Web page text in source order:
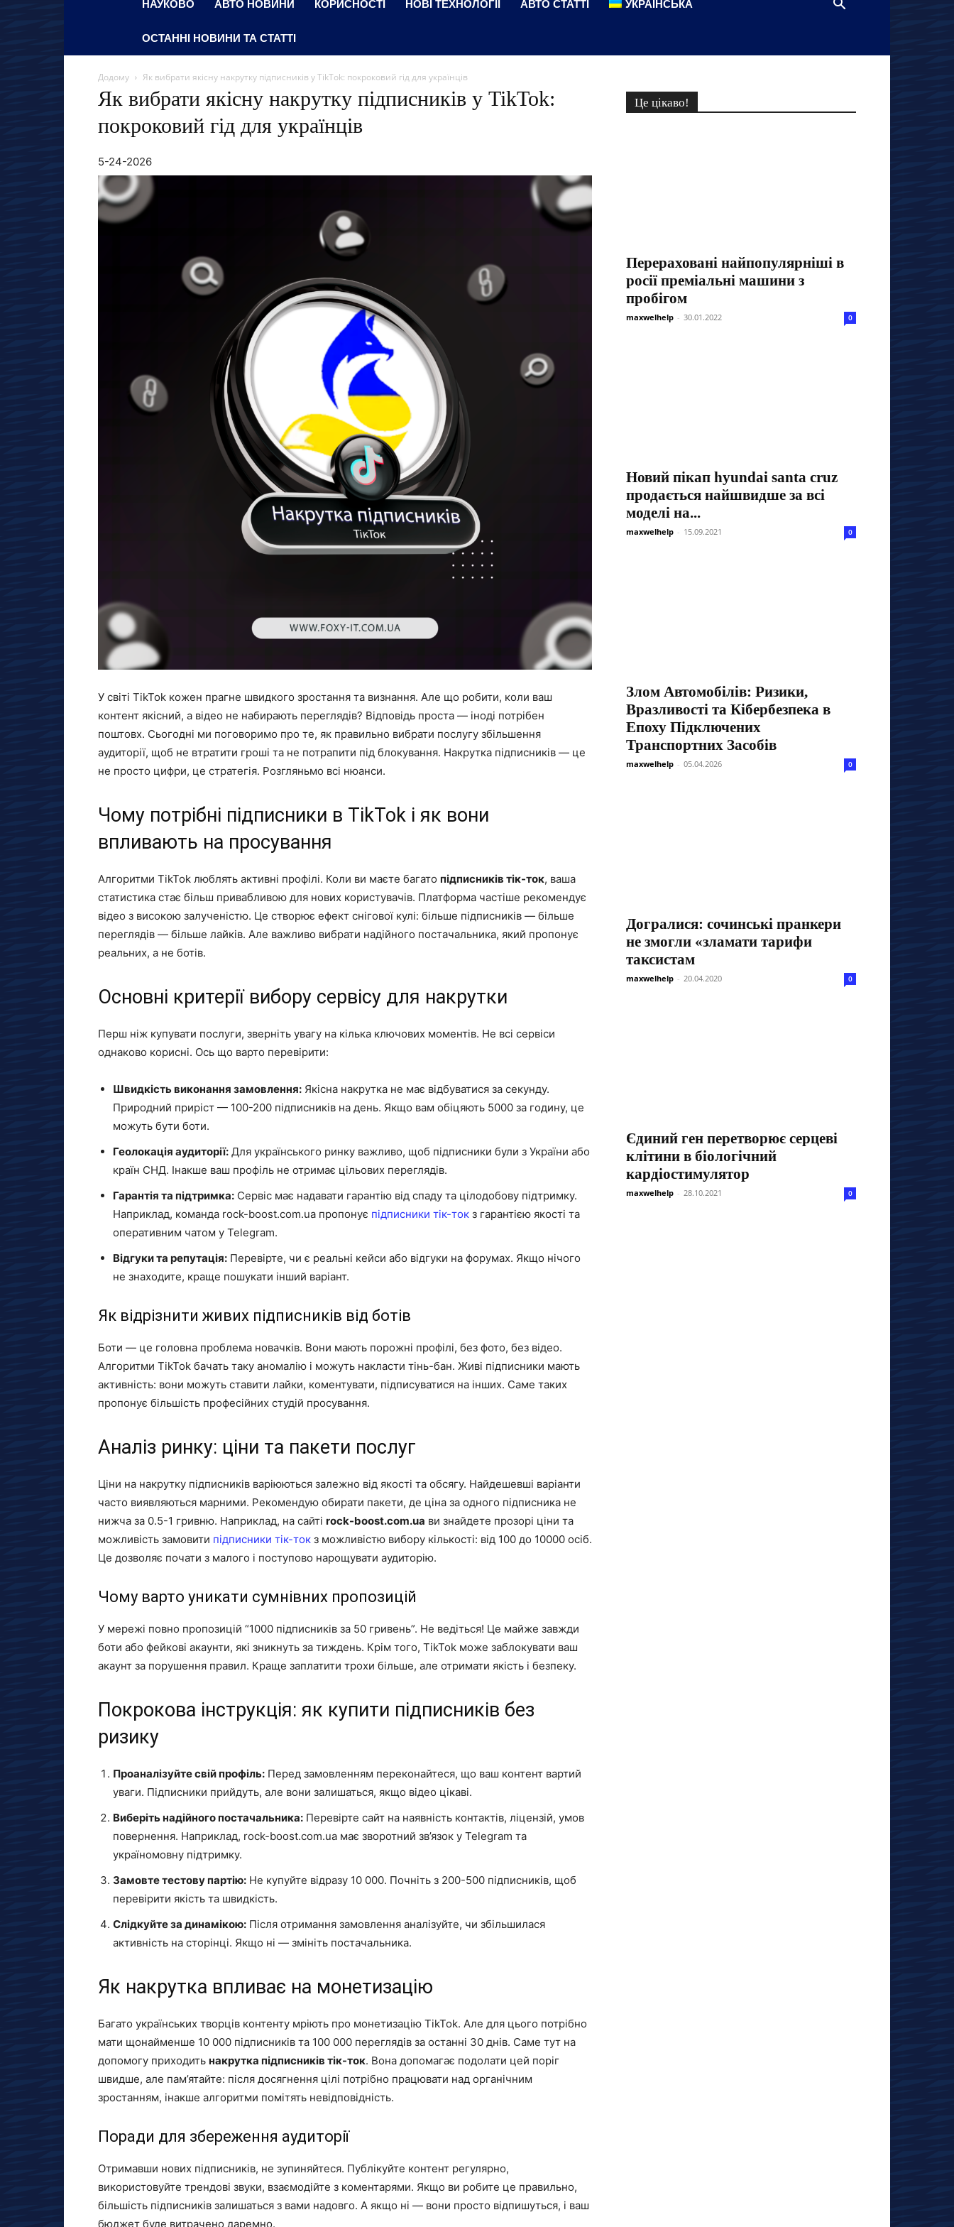
НАУКОВО АВТО НОВИНИ КОРИСНОСТІ НОВІ ТЕХНОЛОГІЇ АВТО СТАТТІ УКРАЇНСЬКА
ОСТАННІ НОВИНИ ТА СТАТТІ
Додому Як вибрати якісну накрутку підписників у TikTok: покроковий гід для українців
Як вибрати якісну накрутку підписників у TikTok:
покроковий гід для українців
5-24-2026
У світі TikTok кожен прагне швидкого зростання та визнання. Але що робити, коли ваш
контент якісний, а відео не набирають переглядів? Відповідь проста — іноді потрібен
поштовх. Сьогодні ми поговоримо про те, як правильно вибрати послугу збільшення
аудиторії, щоб не втратити гроші та не потрапити під блокування. Накрутка підписників — це
не просто цифри, це стратегія. Розгляньмо всі нюанси.
Чому потрібні підписники в TikTok і як вони
впливають на просування
Алгоритми TikTok люблять активні профілі. Коли ви маєте багато підписників тік-ток, ваша
статистика стає більш привабливою для нових користувачів. Платформа частіше рекомендує
відео з високою залученістю. Це створює ефект снігової кулі: більше підписників — більше
переглядів — більше лайків. Але важливо вибрати надійного постачальника, який пропонує
реальних, а не ботів.
Основні критерії вибору сервісу для накрутки
Перш ніж купувати послуги, зверніть увагу на кілька ключових моментів. Не всі сервіси
однаково корисні. Ось що варто перевірити:
Швидкість виконання замовлення: Якісна накрутка не має відбуватися за секунду.
Природний приріст — 100-200 підписників на день. Якщо вам обіцяють 5000 за годину, це
можуть бути боти.
Геолокація аудиторії: Для українського ринку важливо, щоб підписники були з України або
країн СНД. Інакше ваш профіль не отримає цільових переглядів.
Гарантія та підтримка: Сервіс має надавати гарантію від спаду та цілодобову підтримку.
Наприклад, команда rock-boost.com.ua пропонує підписники тік-ток з гарантією якості та
оперативним чатом у Telegram.
Відгуки та репутація: Перевірте, чи є реальні кейси або відгуки на форумах. Якщо нічого
не знаходите, краще пошукати інший варіант.
Як відрізнити живих підписників від ботів
Боти — це головна проблема новачків. Вони мають порожні профілі, без фото, без відео.
Алгоритми TikTok бачать таку аномалію і можуть накласти тінь-бан. Живі підписники мають
активність: вони можуть ставити лайки, коментувати, підписуватися на інших. Саме таких
пропонує більшість професійних студій просування.
Аналіз ринку: ціни та пакети послуг
Ціни на накрутку підписників варіюються залежно від якості та обсягу. Найдешевші варіанти
часто виявляються марними. Рекомендую обирати пакети, де ціна за одного підписника не
нижча за 0.5-1 гривню. Наприклад, на сайті rock-boost.com.ua ви знайдете прозорі ціни та
можливість замовити підписники тік-ток з можливістю вибору кількості: від 100 до 10000 осіб.
Це дозволяє почати з малого і поступово нарощувати аудиторію.
Чому варто уникати сумнівних пропозицій
У мережі повно пропозицій “1000 підписників за 50 гривень”. Не ведіться! Це майже завжди
боти або фейкові акаунти, які зникнуть за тиждень. Крім того, TikTok може заблокувати ваш
акаунт за порушення правил. Краще заплатити трохи більше, але отримати якість і безпеку.
Покрокова інструкція: як купити підписників без
ризику
Проаналізуйте свій профіль: Перед замовленням переконайтеся, що ваш контент вартий
уваги. Підписники прийдуть, але вони залишаться, якщо відео цікаві.
Виберіть надійного постачальника: Перевірте сайт на наявність контактів, ліцензій, умов
повернення. Наприклад, rock-boost.com.ua має зворотний зв’язок у Telegram та
україномовну підтримку.
Замовте тестову партію: Не купуйте відразу 10 000. Почніть з 200-500 підписників, щоб
перевірити якість та швидкість.
Слідкуйте за динамікою: Після отримання замовлення аналізуйте, чи збільшилася
активність на сторінці. Якщо ні — змініть постачальника.
Як накрутка впливає на монетизацію
Багато українських творців контенту мріють про монетизацію TikTok. Але для цього потрібно
мати щонайменше 10 000 підписників та 100 000 переглядів за останні 30 днів. Саме тут на
допомогу приходить накрутка підписників тік-ток. Вона допомагає подолати цей поріг
швидше, але пам’ятайте: після досягнення цілі потрібно працювати над органічним
зростанням, інакше алгоритми помітять невідповідність.
Поради для збереження аудиторії
Отримавши нових підписників, не зупиняйтеся. Публікуйте контент регулярно,
використовуйте трендові звуки, взаємодійте з коментарями. Якщо ви робите це правильно,
більшість підписників залишаться з вами надовго. А якщо ні — вони просто відпишуться, і ваш
бюджет буде витрачено даремно.
Це цікаво!
Перераховані найпопулярніші в
росії преміальні машини з
пробігом
maxwelhelp - 30.01.2022 0
Новий пікап hyundai santa cruz
продається найшвидше за всі
моделі на...
maxwelhelp - 15.09.2021 0
Злом Автомобілів: Ризики,
Вразливості та Кібербезпека в
Епоху Підключених
Транспортних Засобів
maxwelhelp - 05.04.2026 0
Догралися: сочинські пранкери
не змогли «зламати тарифи
таксистам
maxwelhelp - 20.04.2020 0
Єдиний ген перетворює серцеві
клітини в біологічний
кардіостимулятор
maxwelhelp - 28.10.2021 0